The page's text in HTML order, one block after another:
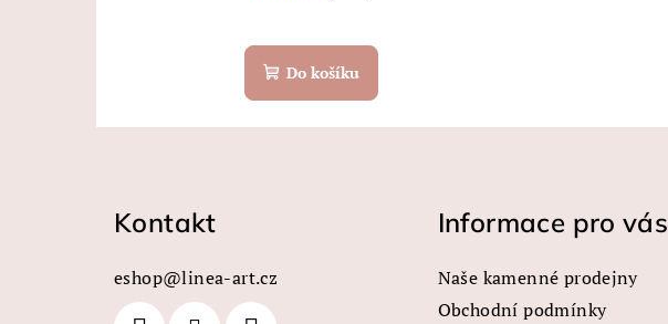
Do košíku
Kontakt
eshop@linea-art.cz
Informace pro vás
Naše kamenné prodejny
Obchodní podmínky